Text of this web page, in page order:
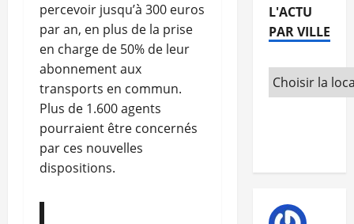
percevoir jusqu’à 300 euros
par an, en plus de la prise
en charge de 50% de leur
abonnement aux
transports en commun.
Plus de 1.600 agents
pourraient être concernés
par ces nouvelles
dispositions.
L'ACTU
PAR VILLE